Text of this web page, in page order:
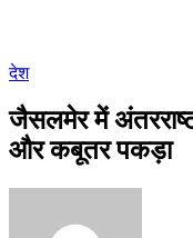
देश
जैसलमेर में
और कबूतर पकड़ा